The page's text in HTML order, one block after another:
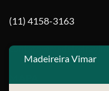
(11) 4158-3163
Madeireira Vimar